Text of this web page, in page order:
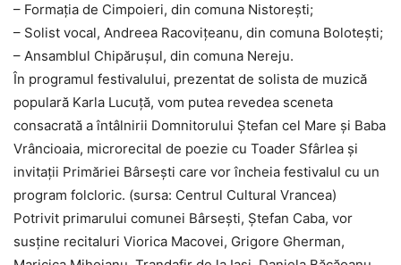
– Formația de Cimpoieri, din comuna Nistorești;
– Solist vocal, Andreea Racovițeanu, din comuna Bolotești;
– Ansamblul Chipărușul, din comuna Nereju.
În programul festivalului, prezentat de solista de muzică
populară Karla Lucuță, vom putea revedea sceneta
consacrată a întâlnirii Domnitorului Ștefan cel Mare și Baba
Vrâncioaia, microrecital de poezie cu Toader Sfârlea și
invitații Primăriei Bârsești care vor încheia festivalul cu un
program folcloric. (sursa: Centrul Cultural Vrancea)
Potrivit primarului comunei Bârsești, Ștefan Caba, vor
susține recitaluri Viorica Macovei, Grigore Gherman,